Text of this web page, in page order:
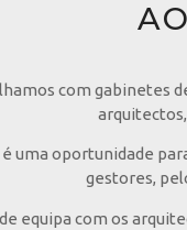
com gabinetes
uma oportunidade
gestores,
equipa com os